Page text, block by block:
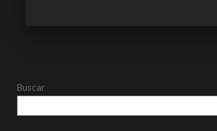
Buscar